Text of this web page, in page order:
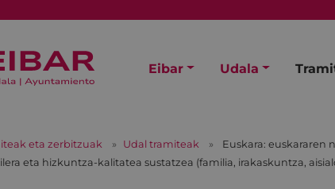
Eibar Udala
eta zerbitzuak Udal tramiteak
Euskara: euskararen
eta hizkuntza-kalitatea sustatzea (familia, irakaskuntza,